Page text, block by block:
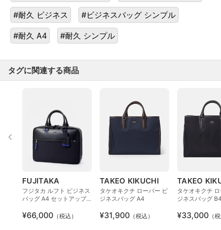
#耐久 ビジネス #ビジネスバッグ シンプル
#耐久 A4 #耐久 シンプル
タグに関連する商品
FUJITAKA
フジタカ ルフト ビジネス
バッグ A4 セットアップ
¥66,000 （税込）
TAKEO KIKUCHI
タケオキクチ ローバー ビ
ジネスバッグ A4
¥31,900 （税込）
TAKEO
タケオキクチ
ジネスバッグ
¥33,000 （